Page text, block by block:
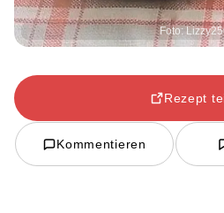
Foto:
Rezept
Kommentieren